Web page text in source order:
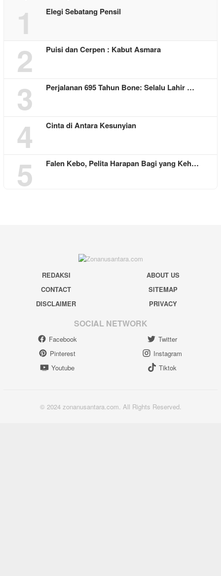
1 Elegi Sebatang Pensil
2 Puisi dan Cerpen : Kabut Asmara
3 Perjalanan 695 Tahun Bone: Selalu Lahir …
4 Cinta di Antara Kesunyian
5 Falen Kebo, Pelita Harapan Bagi yang Keh…
REDAKSI
ABOUT US
CONTACT
SITEMAP
DISCLAIMER
PRIVACY
SOCIAL NETWORK
Facebook
Twitter
Pinterest
Instagram
Youtube
Tiktok
© 2024 zonanusantara.com. All Rights Reserved.